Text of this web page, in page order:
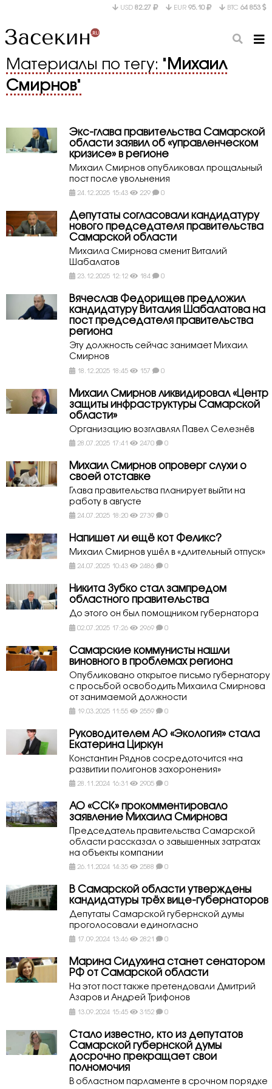
USD 82.27 EUR 95.10 BTC 64 853
Материалы по тегу: " Михаил
Смирнов"
Экс-глава правительства Самарской
области заявил об «управленческом
кризисе» в регионе
Михаил Смирнов опубликовал прощальный
пост после увольнения
24.12.2025 15:43 229 0
Депутаты согласовали кандидатуру
нового председателя правительства
Самарской области
Михаила Смирнова сменит Виталий
Шабалатов
23.12.2025 12:12 184 0
Вячеслав Федорищев предложил
кандидатуру Виталия Шабалатова на
пост председателя правительства
региона
Эту должность сейчас занимает Михаил
Смирнов
18.12.2025 18:45 157 0
Михаил Смирнов ликвидировал «Центр
защиты инфраструктуры Самарской
области»
Организацию возглавлял Павел Селезнёв
28.07.2025 17:41 2470 0
Михаил Смирнов опроверг слухи о
своей отставке
Глава правительства планирует выйти на
работу в августе
24.07.2025 18:20 2739 0
Напишет ли ещё кот Феликс?
Михаил Смирнов ушёл в «длительный отпуск»
24.07.2025 10:43 2486 0
Никита Зубко стал зампредом
областного правительства
До этого он был помощником губернатора
02.07.2025 17:26 2969 0
Самарские коммунисты нашли
виновного в проблемах региона
Опубликовано открытое письмо губернатору
с просьбой освободить Михаила Смирнова
от занимаемой должности
19.03.2025 11:55 2559 0
Руководителем АО «Экология» стала
Екатерина Циркун
Константин Ряднов сосредоточится «на
развитии полигонов захоронения»
28.11.2024 16:31 2905 0
АО «ССК» прокомментировало
заявление Михаила Смирнова
Председатель правительства Самарской
области рассказал о завышенных затратах
на объекты компании
26.11.2024 14:35 2588 0
В Самарской области утверждены
кандидатуры трёх вице-губернаторов
Депутаты Самарской губернской думы
проголосовали единогласно
17.09.2024 13:46 2821 0
Марина Сидухина станет сенатором
РФ от Самарской области
На этот пост также претендовали Дмитрий
Азаров и Андрей Трифонов
13.09.2024 15:45 3152 0
Стало известно, кто из депутатов
Самарской губернской думы
досрочно прекращает свои
полномочия
В областном парламенте в срочном порядке